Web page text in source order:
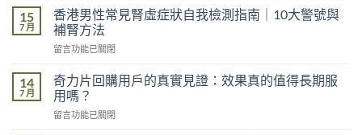
男
性
能
影
響
有
市
男
性
精
不
足
的
五
15
7 月
香港男性常見腎虛症狀自我檢測指南｜10大警號與
補腎方法
在
港
男
性
常
留言功能已關閉
14
7 月
奇力片回購用戶的真實見證：效果真的值得長期服
用嗎？
在
留言功能已關閉